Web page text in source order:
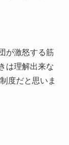
が激怒する筋
は理解出来な
度だと思いま